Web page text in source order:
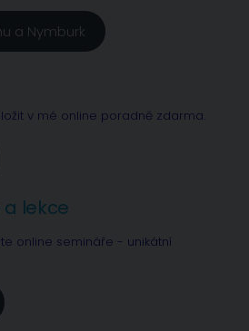
a Nymburk
v mé online poradně zdarma.
lekce
online semináře - unikátní